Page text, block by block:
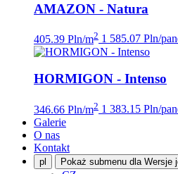
AMAZON - Natura
405.39 Pln/m2 1 585.07 Pln/
HORMIGON - Intenso
346.66 Pln/m2 1 383.15 Pln/
Galerie
O nas
Kontakt
pl Pokaż submenu dla Wersje